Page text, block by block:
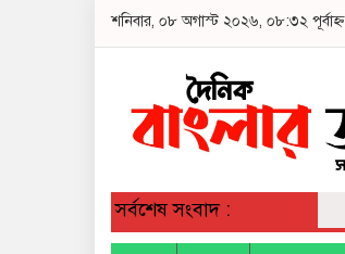
শনিবার, ০৮ অগাস্ট ২০২৬, ০৮:৩২ পূর্বাহ্ন
সর্বশেষ সংবাদ :